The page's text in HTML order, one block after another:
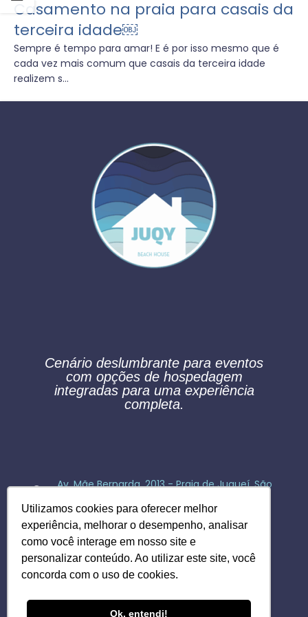
Utilizamos cookies para oferecer melhor
experiência, melhorar o desempenho, analisar
como você interage em nosso site e
personalizar conteúdo. Ao utilizar este site, você
concorda com o uso de cookies.
Ok, entendi!
Casamento na praia para casais da
terceira idade￼
Sempre é tempo para amar! E é por isso mesmo que é
cada vez mais comum que casais da terceira idade
realizem s...
Cenário deslumbrante para eventos
com opções de hospedagem
integradas para uma experiência
completa.
Av. Mãe Bernarda, 2013​ - Praia de Juqueí, São
E-mail: contato@juqybeachhouse.com.br
WhatsApp: (19) 98945-6527